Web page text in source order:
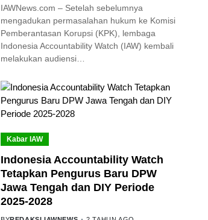
IAWNews.com – Setelah sebelumnya
mengadukan permasalahan hukum ke Komisi
Pemberantasan Korupsi (KPK), lembaga
Indonesia Accountability Watch (IAW) kembali
melakukan audiensi…
Kabar IAW
Indonesia Accountability Watch
Tetapkan Pengurus Baru DPW
Jawa Tengah dan DIY Periode
2025-2028